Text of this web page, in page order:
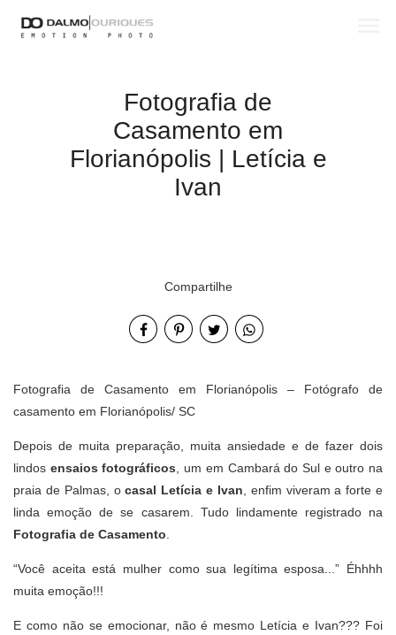
Fotografia de
Casamento em
Florianópolis | Letícia e
Ivan
Compartilhe
Fotografia de Casamento em Florianópolis – Fotógrafo de
casamento em Florianópolis/ SC
Depois de muita preparação, muita ansiedade e de fazer dois
lindos ensaios fotográficos , um em Cambará do Sul e outro na
praia de Palmas, ocasal Letícia e Ivan , enfim viveram a forte e
linda emoção de se casarem. Tudo lindamente registrado na
Fotografia de Casamento
“Você aceita está mulher como sua legítima esposa...” Éhhhh
muita emoção!!!
E como não se emocionar, não é mesmo Letícia e Ivan??? Foi